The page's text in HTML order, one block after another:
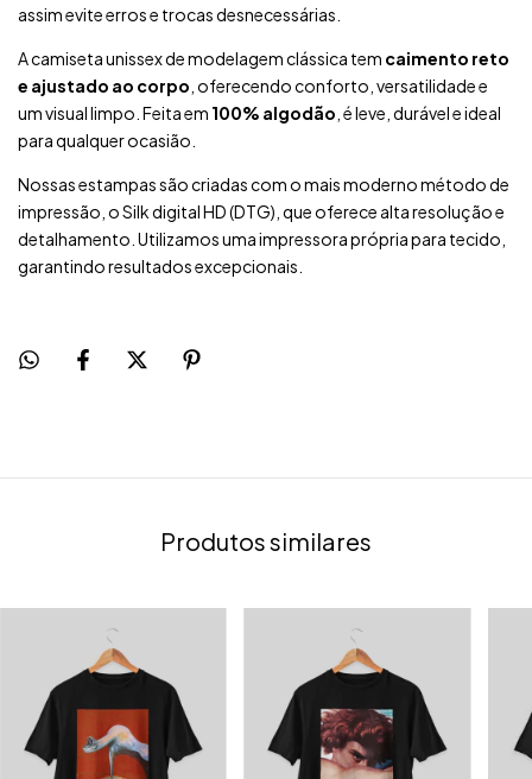
assim evite erros e trocas desnecessárias.
A camiseta unissex de modelagem clássica tem caimento reto
e ajustado ao corpo , oferecendo conforto, versatilidade e
um visual limpo. Feita em 100% algodão , é leve, durável e ideal
para qualquer ocasião.
Nossas estampas são criadas com o mais moderno método de
impressão, o Silk digital HD (DTG), que oferece alta resolução e
detalhamento. Utilizamos uma impressora própria para tecido,
garantindo resultados excepcionais.
Produtos similares